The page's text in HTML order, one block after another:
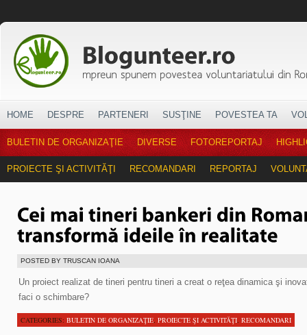
HOME DESPRE PARTENERI SUSŢINE POVESTEA TA
BULETIN DE ORGANIZAŢIE DIVERSE FOTOREPORTAJ
PROIECTE ŞI ACTIVITĂŢI RECOMANDARI REPORTAJ
POSTED BY TRUSCAN IOANA
Un proiect realizat de tineri pentru tineri a creat o reţea dinamica şi
faci o schimbare?
CATEGORIES: BULETIN DE ORGANIZAŢIE, PROIECTE ŞI ACTIVITĂŢI, RECOMANDARI